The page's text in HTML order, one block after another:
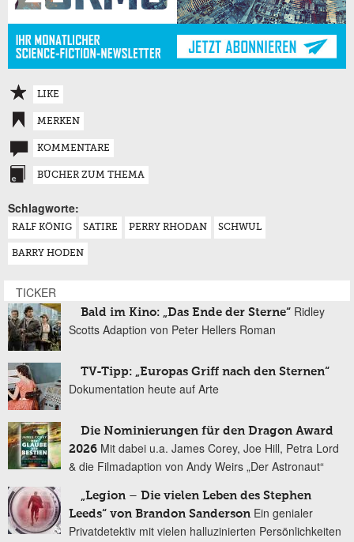
LIKE
MERKEN
KOMMENTARE
BÜCHER ZUM THEMA
Schlagworte:
RALF KÖNIG SATIRE PERRY RHODAN SCHWUL
BARRY HODEN
TICKER
Bald im Kino: „Das Ende der Sterne“ Ridley
Scotts Adaption von Peter Hellers Roman
TV-Tipp: „Europas Griff nach den Sternen“
Dokumentation heute auf Arte
Die Nominierungen für den Dragon Award
2026 Mit dabei u.a. James Corey, Joe Hill, Petra Lord
& die Filmadaption von Andy Weirs „Der Astronaut“
„Legion – Die vielen Leben des Stephen
Leeds“ von Brandon Sanderson Ein genialer
Privatdetektiv mit vielen halluzinierten Persönlichkeiten